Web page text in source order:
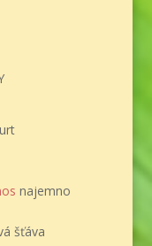
najemno
šťáva